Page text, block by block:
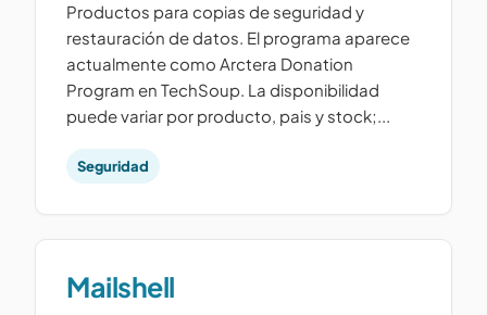
Productos para copias de seguridad y
restauración de datos. El programa aparece
actualmente como Arctera Donation
Program en TechSoup. La disponibilidad
puede variar por producto, pais y stock;...
Seguridad
Mailshell